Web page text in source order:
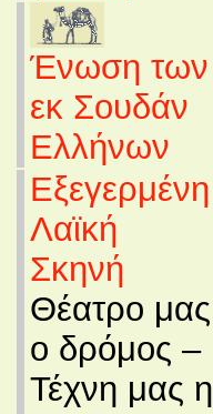
Ένωση των
εκ Σουδάν
Ελλήνων
Εξεγερμένη
Λαϊκή
Σκηνή
Θέατρο μας
ο δρόμος –
Τέχνη μας η